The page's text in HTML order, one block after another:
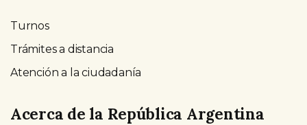
Turnos
Trámites a distancia
Atención a la ciudadanía
Acerca de la República Argentina